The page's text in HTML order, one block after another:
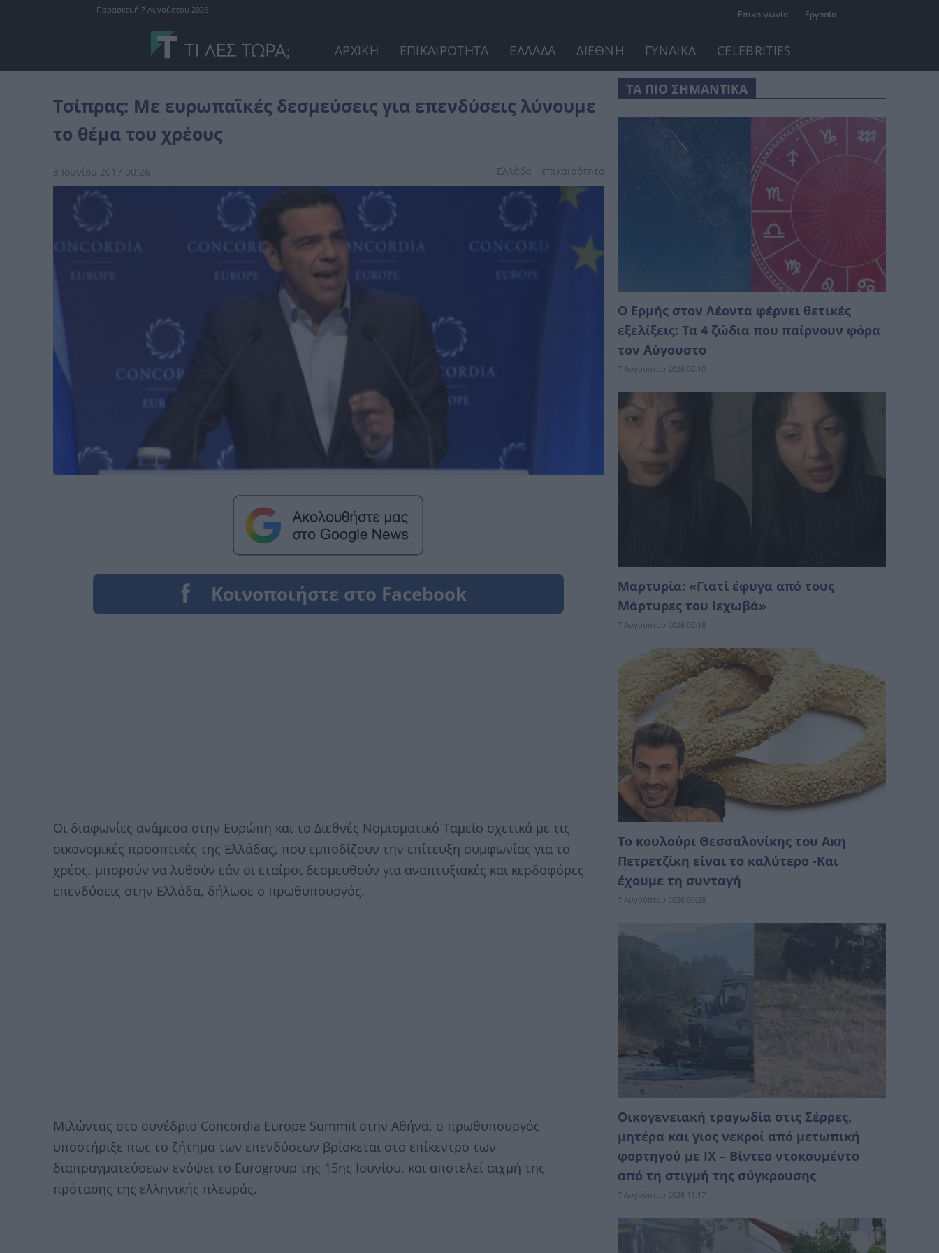
Επικοινωνία Εργασία
Παρασκευή 7 Αυγούστου 2026
ΑΡΧΙΚΗ ΕΠΙΚΑΙΡΟΤΗΤΑ ΕΛΛΑΔΑ ΔΙΕΘΝΗ ΓΥΝΑΙΚΑ CELEBRITIES
Τσίπρας: Με ευρωπαϊκές δεσμεύσεις για επενδύσεις λύνουμε
το θέμα του χρέους
8 Ιουνίου 2017 00:26 Ελλάδα επικαιpότnτα
Οι διαφωνίες ανάμεσα στην Ευρώπη και το Διεθνές Νομισματικό Ταμείο σχετικά με τις
οικονομικές προοπτικές της Ελλάδας, που εμποδίζουν την επίτευξη συμφωνίας για το
χρέος, μπορούν να λυθούν εάν οι εταίροι δεσμευθούν για αναπτυξιακές και κερδοφόρες
επενδύσεις στην Ελλάδα, δήλωσε ο πρωθυπουργός.
Μιλώντας στο συνέδριο Concordia Europe Summit στην Αθήνα, ο πρωθυπουργός
υποστήριξε πως το ζήτημα των επενδύσεων βρίσκεται στο επίκεντρο των
διαπραγματεύσεων ενόψει το Eurogroup της 15ης Ιουνίου, και αποτελεί αιχμή της
πρότασης της ελληνικής πλευράς.
ΤΑ ΠΙΟ ΣΗΜΑΝΤΙΚΑ
Ο Ερμής στον Λέοντα φέρνει θετικές
εξελίξεις: Τα 4 ζώδια που παίρνουν φόρα
τον Αύγουστο
7 Αυγούστου 2026 02:10
Μαρτυρία: «Γιατί έφυγα από τους
Μάρτυρες του Ιεχωβά»
7 Αυγούστου 2026 02:18
Το κουλούρι Θεσσαλονίκης του Ακη
Πετρετζίκη είναι το καλύτερο -Και
έχουμε τη συνταγή
7 Αυγούστου 2026 00:28
Οικογενειακή τραγωδία στις Σέρρες,
μητέρα και γιος νεκροί από μετωπική
φορτηγού με ΙΧ – Βίντεο ντοκουμέντο
από τη στιγμή της σύγκρουσης
7 Αυγούστου 2026 13:17